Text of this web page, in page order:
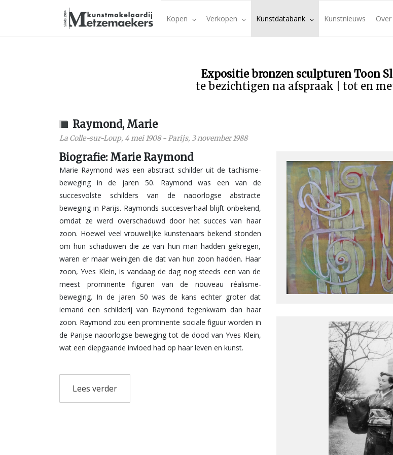
Kopen Verkopen Kunstdatabank Kunstnieuws
Expositie bronzen sculpturen Toon
te bezichtigen na afspraak | tot en
Raymond, Marie
La Colle-sur-Loup, 4 mei 1908-Parijs, 3 november 1988
Biografie: Marie Raymond
Marie Raymond was een abstract schilder uit de tachisme-
beweging in de jaren 50. Raymond was een van de
succesvolste schilders van de naoorlogse abstracte
beweging in Parijs. Raymonds succesverhaal blijft onbekend,
omdat ze werd overschaduwd door het succes van haar
zoon. Hoewel veel vrouwelijke kunstenaars bekend stonden
om hun schaduwen die ze van hun man hadden gekregen,
waren er maar weinigen die dat van hun zoon hadden. Haar
zoon, Yves Klein, is vandaag de dag nog steeds een van de
meest prominente figuren van de nouveau réalisme-
beweging. In de jaren 50 was de kans echter groter dat
iemand een schilderij van Raymond tegenkwam dan haar
zoon. Raymond zou een prominente sociale figuur worden in
de Parijse naoorlogse beweging tot de dood van Yves Klein,
wat een diepgaande invloed had op haar leven en kunst.
Raymond werd geboren in Zuid-Frankrijk. Net als haar man
werd ze geboren in een middenklassegezin. Haar vader was
Lees verder